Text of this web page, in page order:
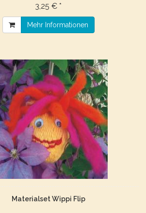
3,25 € *
Mehr Informationen
Materialset Wippi Flip